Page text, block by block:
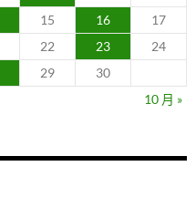
15 16
17
22 23
24
29
30
10 月 »